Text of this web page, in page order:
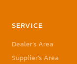
SERVICE
Dealer’s Area
Supplier’s Area